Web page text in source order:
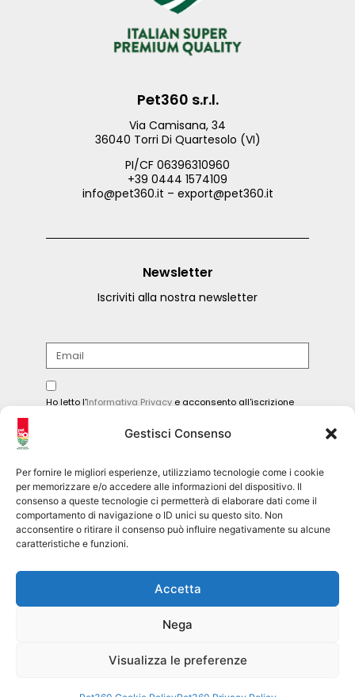
Gestisci Consenso
Per fornire le migliori esperienze, utilizziamo tecnologie come i cookie
per memorizzare e/o accedere alle informazioni del dispositivo. Il
consenso a queste tecnologie ci permetterà di elaborare dati come il
comportamento di navigazione o ID unici su questo sito. Non
acconsentire o ritirare il consenso può influire negativamente su alcune
caratteristiche e funzioni.
Accetta
Nega
Visualizza le preferenze
Pet360 s.r.l.
Via Camisana, 34
36040 Torri Di Quartesolo (VI)
PI/CF 06396310960
+39 0444 1574109
info@pet360.it – export@pet360.it
Newsletter
Iscriviti alla nostra newsletter
Ho letto l'Informativa Privacy e acconsento all'iscrizione
INVIA
Seguici sui social
@pet360_official
pet breeder channel
@pet360_breeders-official
Pet360 Srl – copyright 2026